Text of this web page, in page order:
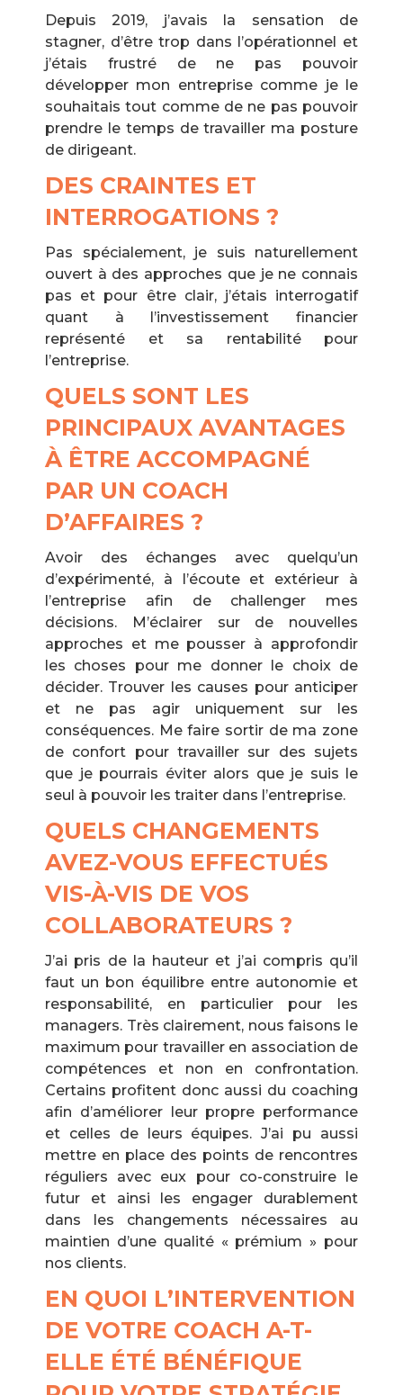
Depuis 2019, j’avais la sensation de
stagner, d’être trop dans l’opérationnel et
j’étais frustré de ne pas pouvoir
développer mon entreprise comme je le
souhaitais tout comme de ne pas pouvoir
prendre le temps de travailler ma posture
de dirigeant.
DES CRAINTES ET
INTERROGATIONS ?
Pas spécialement, je suis naturellement
ouvert à des approches que je ne connais
pas et pour être clair, j’étais interrogatif
quant à l’investissement financier
représenté et sa rentabilité pour
l’entreprise.
QUELS SONT LES
PRINCIPAUX AVANTAGES
À ÊTRE ACCOMPAGNÉ
PAR UN COACH
D’AFFAIRES ?
Avoir des échanges avec quelqu’un
d’expérimenté, à l’écoute et extérieur à
l’entreprise afin de challenger mes
décisions. M’éclairer sur de nouvelles
approches et me pousser à approfondir
les choses pour me donner le choix de
décider. Trouver les causes pour anticiper
et ne pas agir uniquement sur les
conséquences. Me faire sortir de ma zone
de confort pour travailler sur des sujets
que je pourrais éviter alors que je suis le
seul à pouvoir les traiter dans l’entreprise.
QUELS CHANGEMENTS
AVEZ-VOUS EFFECTUÉS
VIS-À-VIS DE VOS
COLLABORATEURS ?
J’ai pris de la hauteur et j’ai compris qu’il
faut un bon équilibre entre autonomie et
responsabilité, en particulier pour les
managers. Très clairement, nous faisons le
maximum pour travailler en association de
compétences et non en confrontation.
Certains profitent donc aussi du coaching
afin d’améliorer leur propre performance
et celles de leurs équipes. J’ai pu aussi
mettre en place des points de rencontres
réguliers avec eux pour co-construire le
futur et ainsi les engager durablement
dans les changements nécessaires au
maintien d’une qualité « prémium » pour
nos clients.
EN QUOI L’INTERVENTION
DE VOTRE COACH A-T-
ELLE ÉTÉ BÉNÉFIQUE